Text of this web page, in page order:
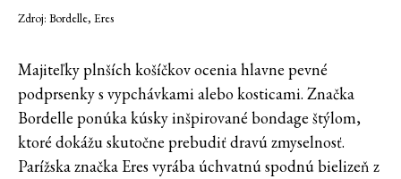
Zdroj: Bordelle, Eres
Majiteľky plnších košíčkov ocenia hlavne pevné
podprsenky s vypchávkami alebo kosticami. Značka
Bordelle ponúka kúsky inšpirované bondage štýlom,
ktoré dokážu skutočne prebudiť dravú zmyselnosť.
Parížska značka Eres vyrába úchvatnú spodnú bielizeň z